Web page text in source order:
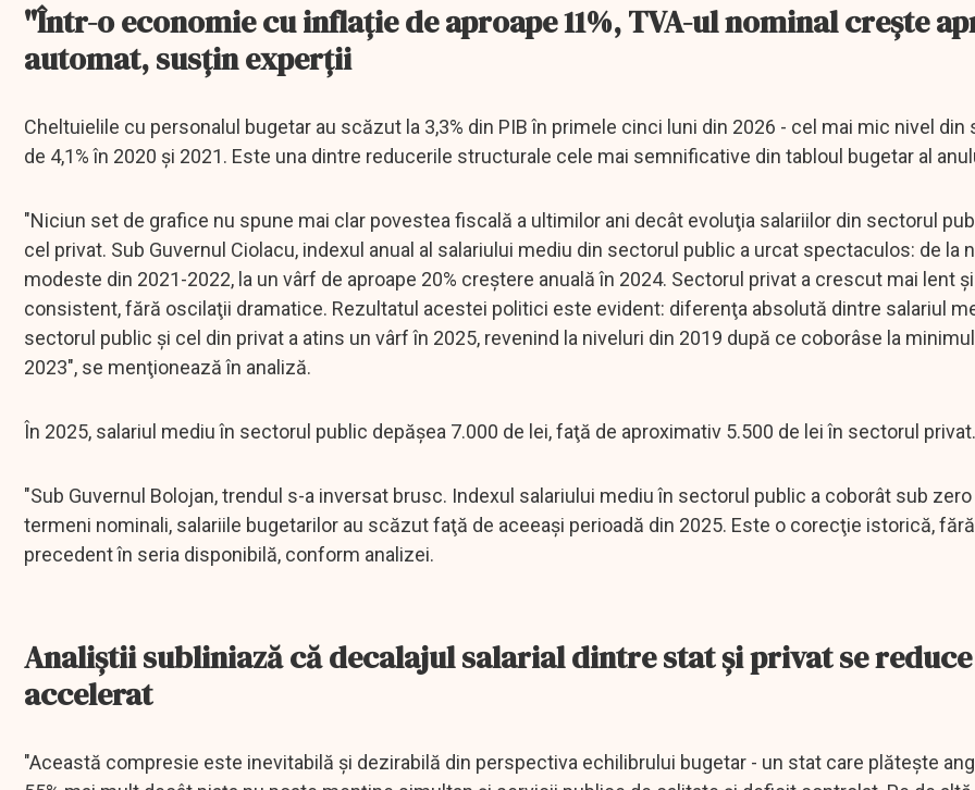
"Într-o economie cu inflaţie de aproape 11%, TVA-ul nominal creşte
automat, susţin experţii
Cheltuielile cu personalul bugetar au scăzut la 3,3% din PIB în primele cinci luni din 2026 - cel mai mic nivel din
de 4,1% în 2020 şi 2021. Este una dintre reducerile structurale cele mai semnificative din tabloul bugetar al
"Niciun set de grafice nu spune mai clar povestea fiscală a ultimilor ani decât evoluţia salariilor din sectorul
cel privat. Sub Guvernul Ciolacu, indexul anual al salariului mediu din sectorul public a urcat spectaculos: de la
modeste din 2021-2022, la un vârf de aproape 20% creştere anuală în 2024. Sectorul privat a crescut mai lent
consistent, fără oscilaţii dramatice. Rezultatul acestei politici este evident: diferenţa absolută dintre salariul
sectorul public şi cel din privat a atins un vârf în 2025, revenind la niveluri din 2019 după ce coborâse la
2023", se menţionează în analiză.
În 2025, salariul mediu în sectorul public depăşea 7.000 de lei, faţă de aproximativ 5.500 de lei în sectorul privat.
"Sub Guvernul Bolojan, trendul s-a inversat brusc. Indexul salariului mediu în sectorul public a coborât sub zero
termeni nominali, salariile bugetarilor au scăzut faţă de aceeaşi perioadă din 2025. Este o corecţie istorică, fără
precedent în seria disponibilă, conform analizei.
Analiştii subliniază că decalajul salarial dintre stat şi privat se reduce
accelerat
"Această compresie este inevitabilă şi dezirabilă din perspectiva echilibrului bugetar - un stat care plăteşte